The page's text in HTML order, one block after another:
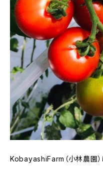
KobayashiFarm（小林農園）